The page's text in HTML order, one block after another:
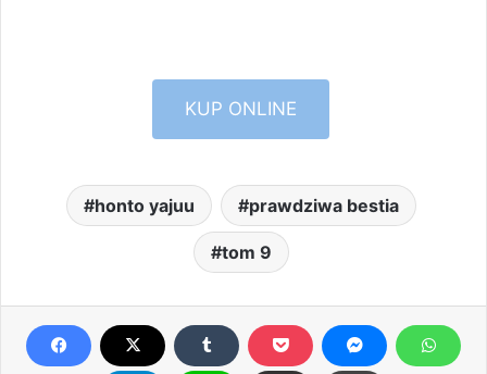
KUP ONLINE
honto yajuu prawdziwa bestia
tom 9